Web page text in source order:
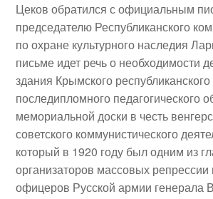
Цеков обратился с официальным
председателю Республиканского
по охране культурного наследия
письме идет речь о необходимости
здания Крымского республиканского
последипломного педагогического
мемориальной доски в честь
советского коммунистического
который в 1920 году был одним из
организаторов массовых репрессии
офицеров Русской армии генерала